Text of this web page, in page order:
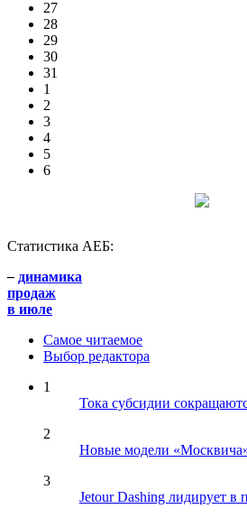
27
28
29
30
31
1
2
3
4
5
6
Статистика АЕБ:
– динамика
продаж
в июле
Самое читаемое
Выбор редактора
1
Тока субсидии
2
Новые модели
3
Jetour Dashing лидирует в